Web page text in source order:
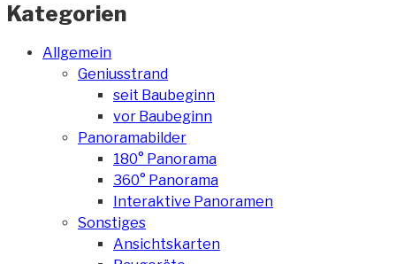
Kategorien
Allgemein
Geniusstrand
seit Baubeginn
vor Baubeginn
Panoramabilder
180° Panorama
360° Panorama
Interaktive Panoramen
Sonstiges
Ansichtskarten